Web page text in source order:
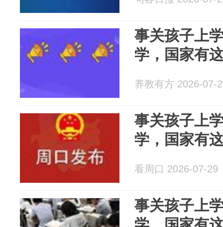
事关孩子上
学，国家有
养教有方 2026-07-
事关孩子上
学，国家有
看周口 2026-07-29
事关孩子上